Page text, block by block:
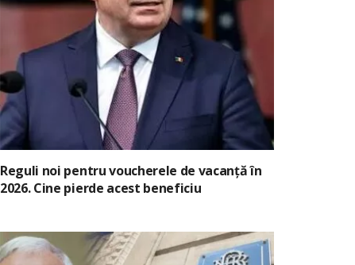
Reguli noi pentru voucherele de vacanță în
2026. Cine pierde acest beneficiu